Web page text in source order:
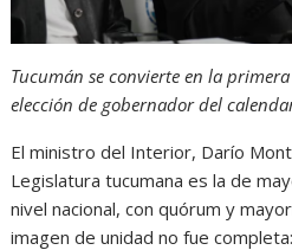
Tucumán se convierte en la
elección de gobernador del
El ministro del Interior, Darío
Legislatura tucumana es la de
nivel nacional, con quórum y
imagen de unidad no fue